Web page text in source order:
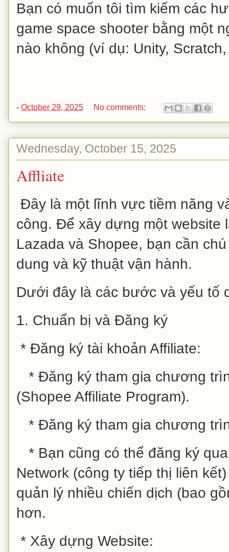
Bạn có muốn tôi tìm kiếm các
game space shooter bằng một
nào không (ví dụ: Unity, Scratch,
- October 29, 2025 No comments:
Wednesday, October 15, 2025
Affliate
Đây là một lĩnh vực tiềm năng
công. Để xây dựng một website
Lazada và Shopee, bạn cần
dung và kỹ thuật vận hành.
Dưới đây là các bước và yếu tố
1. Chuẩn bị và Đăng ký
* Đăng ký tài khoản Affiliate:
* Đăng ký tham gia chương
(Shopee Affiliate Program).
* Đăng ký tham gia chương
* Bạn cũng có thể đăng ký
Network (công ty tiếp thị liên
quản lý nhiều chiến dịch (bao
hơn.
* Xây dựng Website: